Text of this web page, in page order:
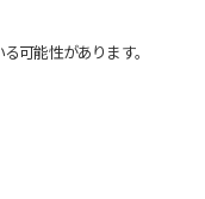
可能性があります。